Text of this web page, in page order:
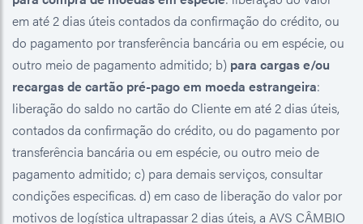
em até 2 dias úteis contados da confirmação do crédito, ou
do pagamento por transferência bancária ou em espécie, ou
outro meio de pagamento admitido; b) para cargas e/ou
recargas de cartão pré-pago em moeda estrangeira:
liberação do saldo no cartão do Cliente em até 2 dias úteis,
contados da confirmação do crédito, ou do pagamento por
transferência bancária ou em espécie, ou outro meio de
pagamento admitido; c) para demais serviços, consultar
condições especificas. d) em caso de liberação do valor por
motivos de logística ultrapassar 2 dias úteis, a AVS CÂMBIO